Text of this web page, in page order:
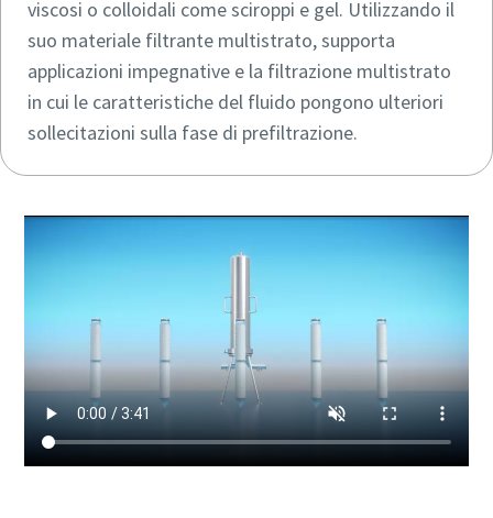
viscosi o colloidali come sciroppi e gel. Utilizzando il
suo materiale filtrante multistrato, supporta
applicazioni impegnative e la filtrazione multistrato
in cui le caratteristiche del fluido pongono ulteriori
sollecitazioni sulla fase di prefiltrazione.